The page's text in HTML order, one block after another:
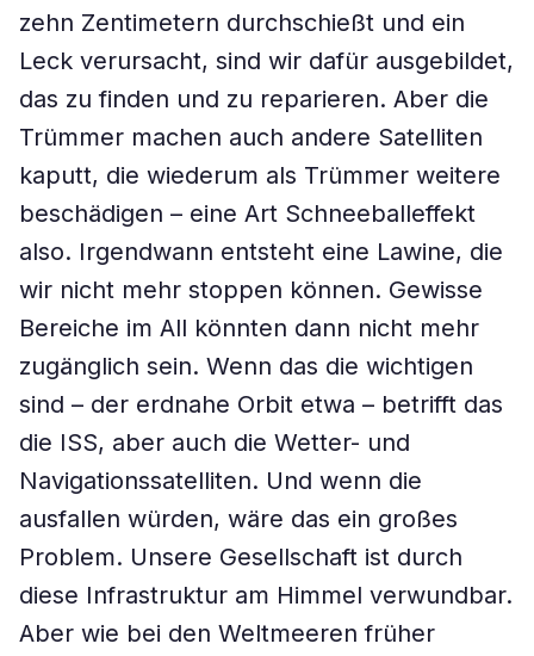
zehn Zentimetern durchschießt und ein
Leck verursacht, sind wir dafür ausgebildet,
das zu finden und zu reparieren. Aber die
Trümmer machen auch andere Satelliten
kaputt, die wiederum als Trümmer weitere
beschädigen – eine Art Schneeballeffekt
also. Irgendwann entsteht eine Lawine, die
wir nicht mehr stoppen können. Gewisse
Bereiche im All könnten dann nicht mehr
zugänglich sein. Wenn das die wichtigen
sind – der erdnahe Orbit etwa – betrifft das
die ISS, aber auch die Wetter- und
Navigationssatelliten. Und wenn die
ausfallen würden, wäre das ein großes
Problem. Unsere Gesellschaft ist durch
diese Infrastruktur am Himmel verwundbar.
Aber wie bei den Weltmeeren früher